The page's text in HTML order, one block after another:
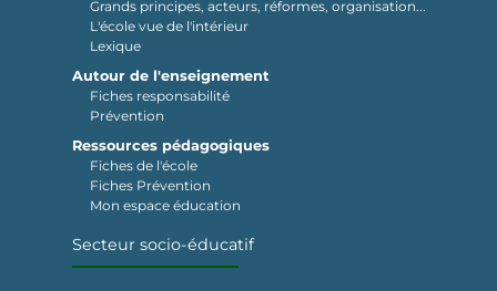
Grands principes, acteurs, réformes, organisation...
L'école vue de l'intérieur
Lexique
Autour de l'enseignement
Fiches responsabilité
Prévention
Ressources pédagogiques
Fiches de l'école
Fiches Prévention
Mon espace éducation
Secteur socio-éducatif